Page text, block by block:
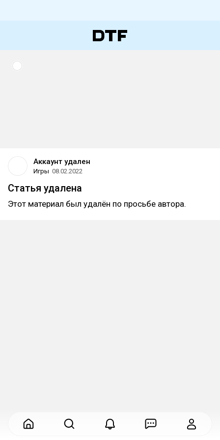
Аккаунт удален
Игры 08.02.2022
Статья удалена
Этот материал был удалён по просьбе автора.